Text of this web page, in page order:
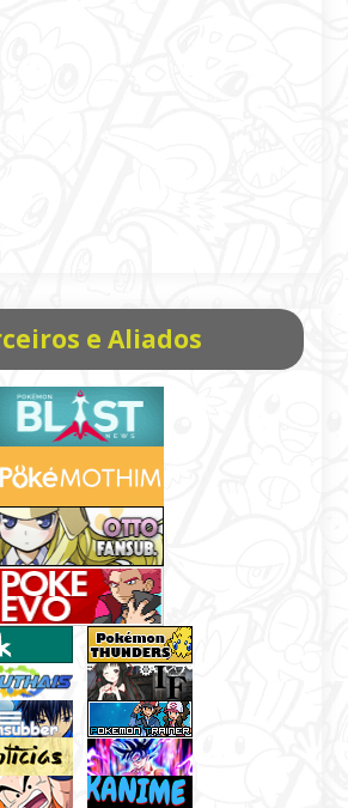
e Aliados